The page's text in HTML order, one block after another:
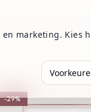
-29%
marketing. Kies